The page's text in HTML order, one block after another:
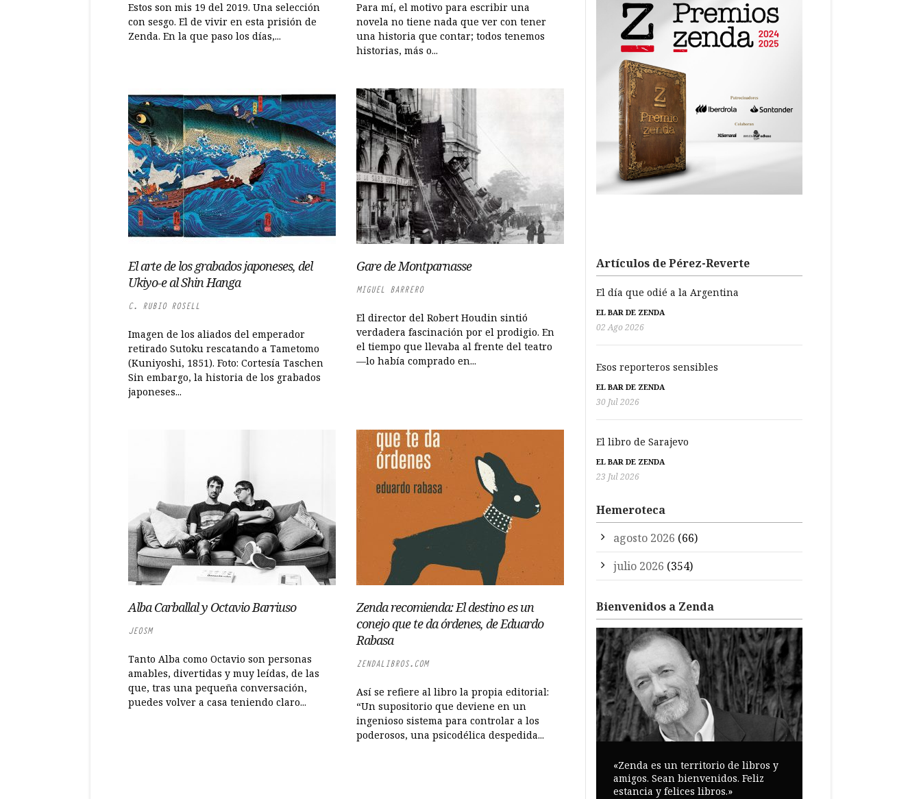
Estos son mis 19 del 2019. Una selección
con sesgo. El de vivir en esta prisión de
Zenda. En la que paso los días,...
Para mí, el motivo para escribir una
novela no tiene nada que ver con tener
una historia que contar; todos tenemos
historias, más o...
El arte de los grabados japoneses, del
Ukiyo-e al Shin Hanga
C. RUBIO ROSELL
Imagen de los aliados del emperador
retirado Sutoku rescatando a Tametomo
(Kuniyoshi, 1851). Foto: Cortesía Taschen
Sin embargo, la historia de los grabados
japoneses...
Gare de Montparnasse
MIGUEL BARRERO
El director del Robert Houdin sintió
verdadera fascinación por el prodigio. En
el tiempo que llevaba al frente del teatro
—lo había comprado en...
Alba Carballal y Octavio Barriuso
JEOSM
Tanto Alba como Octavio son personas
amables, divertidas y muy leídas, de las
que, tras una pequeña conversación,
puedes volver a casa teniendo claro...
Zenda recomienda: El destino es un
conejo que te da órdenes, de Eduardo
Rabasa
ZENDALIBROS.COM
Así se refiere al libro la propia editorial:
“Un supositorio que deviene en un
ingenioso sistema para controlar a los
poderosos, una psicodélica despedida...
Artículos de Pérez-Reverte
El día que odié a la Argentina
EL BAR DE ZENDA
02 Ago 2026
Esos reporteros sensibles
EL BAR DE ZENDA
30 Jul 2026
El libro de Sarajevo
EL BAR DE ZENDA
23 Jul 2026
Hemeroteca
agosto 2026 (66)
julio 2026 (354)
Bienvenidos a Zenda
«Zenda es un territorio de libros y
amigos. Sean bienvenidos. Feliz
estancia y felices libros.»